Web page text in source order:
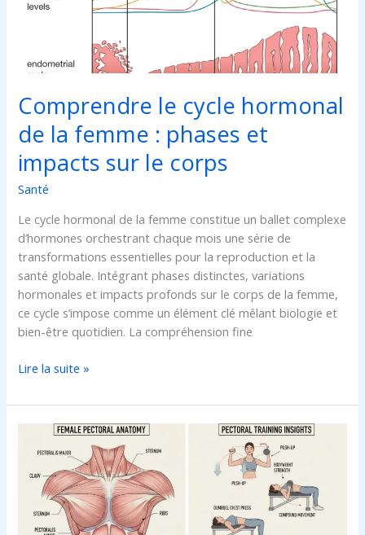
Comprendre le cycle hormonal
de la femme : phases et
impacts sur le corps
Santé
Le cycle hormonal de la femme constitue un ballet complexe
d’hormones orchestrant chaque mois une série de
transformations essentielles pour la reproduction et la
santé globale. Intégrant phases distinctes, variations
hormonales et impacts profonds sur le corps de la femme,
ce cycle s’impose comme un élément clé mêlant biologie et
bien-être quotidien. La compréhension fine
femme
et
sur
corps
Lire la suite »
Muscle
pectoral
femme
comment